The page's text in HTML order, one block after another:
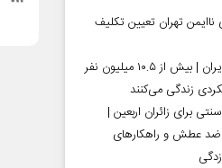
تهران تعیین تکلیف
آمار معلولیت در ایران | بیش از ۱۰.۵ میلیون نفر
زندگی می‌کنند
برای زائران اربعین |
ضد عطش و راهکارهای